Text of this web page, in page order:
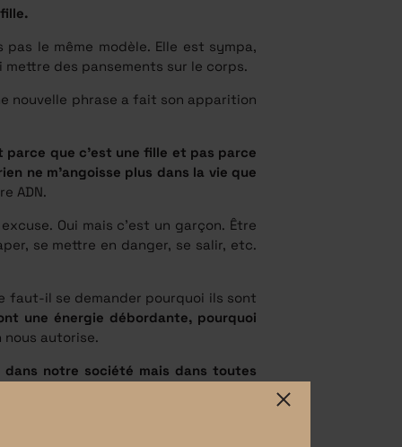
le même modèle. Elle est sympa,
des pansements sur le corps.
nouvelle phrase a fait son apparition
parce que c’est une fille et pas parce
ne m’angoisse plus dans la vie que
ADN.
Oui mais c’est un garçon. Être
se mettre en danger, se salir, etc.
faut-il se demander pourquoi ils sont
une énergie débordante, pourquoi
nous autorise.
notre société mais dans toutes
des bêtises pour ne pas avoir à les